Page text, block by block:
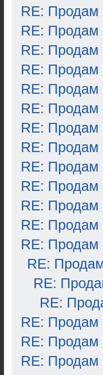
RE: Продам
RE: Продам
RE: Продам
RE: Продам
RE: Продам
RE: Продам
RE: Продам
RE: Продам
RE: Продам
RE: Продам
RE: Продам
RE: Продам
RE: Продам
RE:
RE:
RE:
RE: Продам
RE: Продам
RE: Продам